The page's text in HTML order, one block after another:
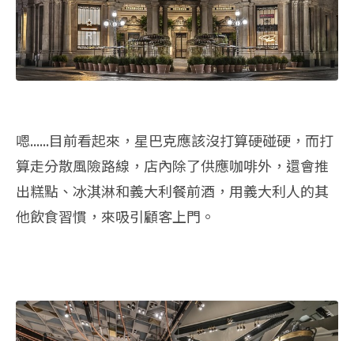
嗯......目前看起來，星巴克應該沒打算硬碰硬，而打
算走分散風險路線，店內除了供應咖啡外，還會推
出糕點、冰淇淋和義大利餐前酒，用義大利人的其
他飲食習慣，來吸引顧客上門。